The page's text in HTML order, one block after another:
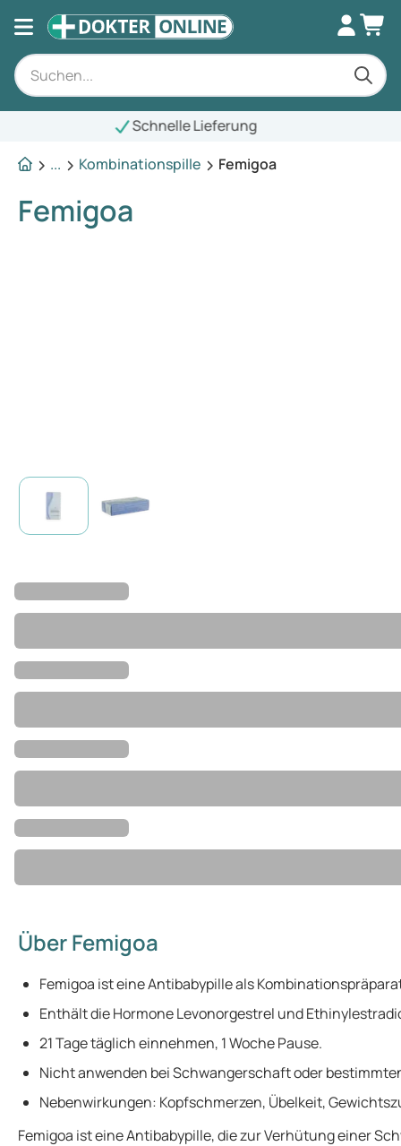
... Kombinationspille Femigoa
Femigoa
Über Femigoa
Femigoa ist eine Antibabypille als
Enthält die Hormone Levonorgestrel und
21 Tage täglich einnehmen, 1 Woche Pause.
Nicht anwenden bei Schwangerschaft oder
Nebenwirkungen: Kopfschmerzen, Übelkeit,
Femigoa ist eine Antibabypille, die zur Verhütung einer